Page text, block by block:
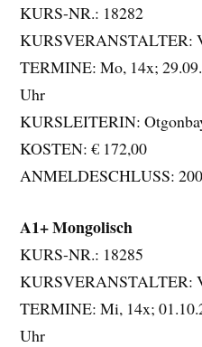
KURS-NR.: 18282
KURSVERANSTALTER:
TERMINE: Mo, 14x;
Uhr
KURSLEITERIN:
KOSTEN: € 172,00
ANMELDESCHLUSS:
A1+ Mongolisch
KURS-NR.: 18285
KURSVERANSTALTER:
TERMINE: Mi, 14x;
Uhr